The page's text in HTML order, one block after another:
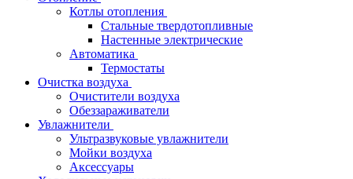
Котлы отопления
Стальные твердотопливные
Настенные электрические
Автоматика
Термостаты
Очистка воздуха
Очистители воздуха
Обеззараживатели
Увлажнители
Ультразвуковые увлажнители
Мойки воздуха
Аксессуары